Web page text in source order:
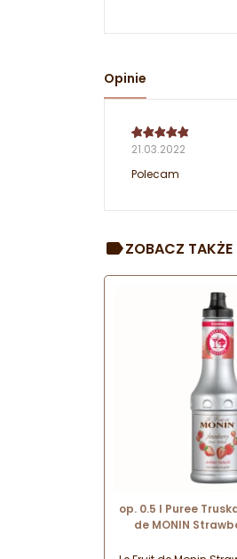
Opinie
21.03.2022
Polecam
ZOBACZ TAKŻE
op. 0.5 l Puree
de MONIN